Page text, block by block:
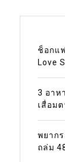
ช็อกแ
Love
3 อาห
เสื่อม
พยาก
ถล่ม